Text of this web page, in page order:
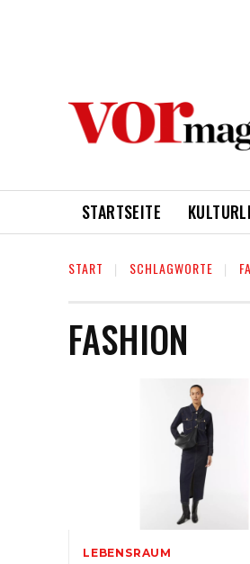
STARTSEITE
START SCHLAGWORTE
FASHION
LEBENSRAUM